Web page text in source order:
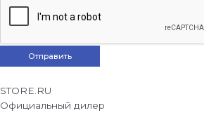
STORE.RU
Официальный дилер